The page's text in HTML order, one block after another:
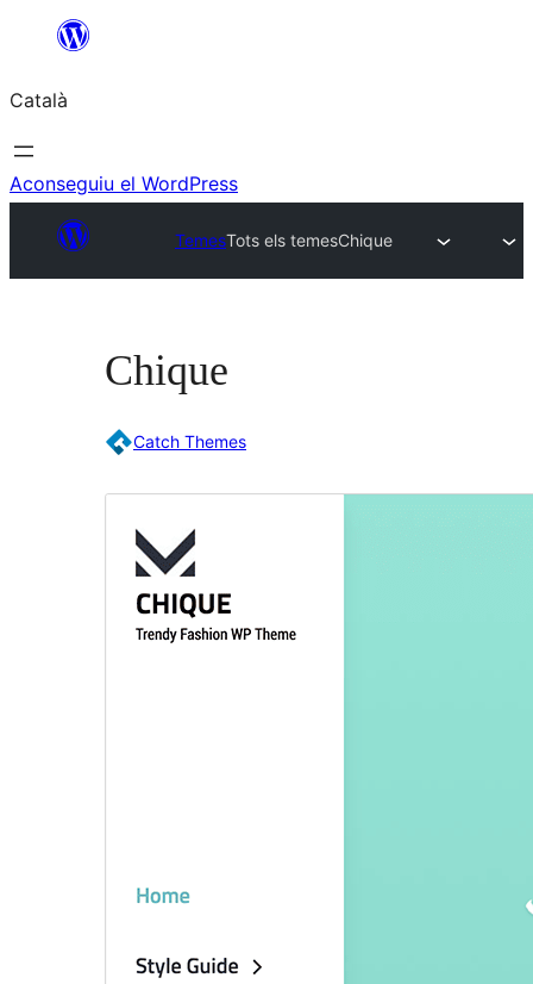
contingut
Català
Aconseguiu el WordPress
TemesTots els temesChique
Chique
Catch Themes